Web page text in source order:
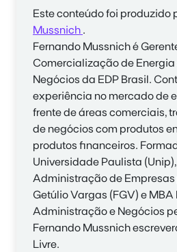
Este conteúdo foi produzido
Mussnich .
Fernando Mussniché
Comercialização de
Negócios da EDP Brasil.
experiência no mercado de
frente de áreas comerciais,
de negócios com produtos
produtos financeiros.
Universidade Paulista
Administração de
Getúlio Vargas (FGV) e MBA
Administração e Negócios
Fernando Mussnich
Livre.